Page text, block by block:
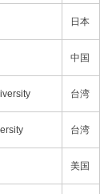
日本
中国
台湾
台湾
美国